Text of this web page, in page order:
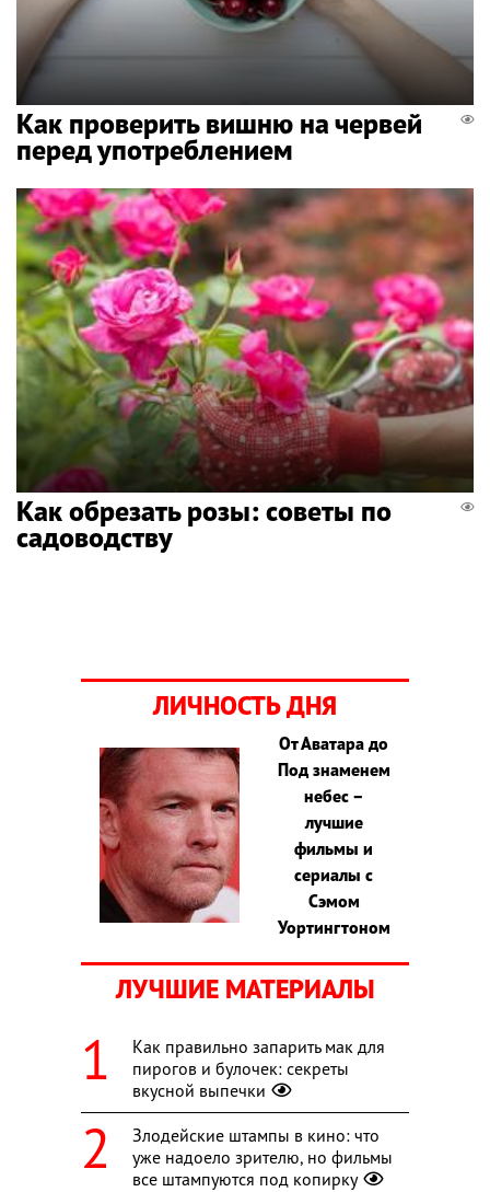
Как проверить вишню на червей
перед употреблением
Как обрезать розы: советы по
садоводству
ЛИЧНОСТЬ ДНЯ
От Аватара до
Под знаменем
небес –
лучшие
фильмы и
сериалы с
Сэмом
Уортингтоном
ЛУЧШИЕ МАТЕРИАЛЫ
Как правильно запарить мак для
пирогов и булочек: секреты
вкусной выпечки
Злодейские штампы в кино: что
уже надоело зрителю, но фильмы
все штампуются под копирку